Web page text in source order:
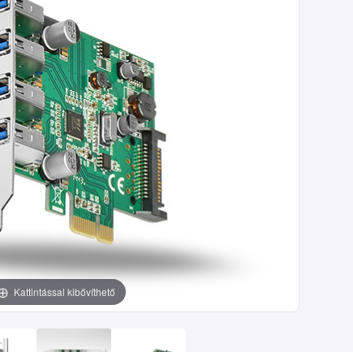
Kattintással kibővíthető